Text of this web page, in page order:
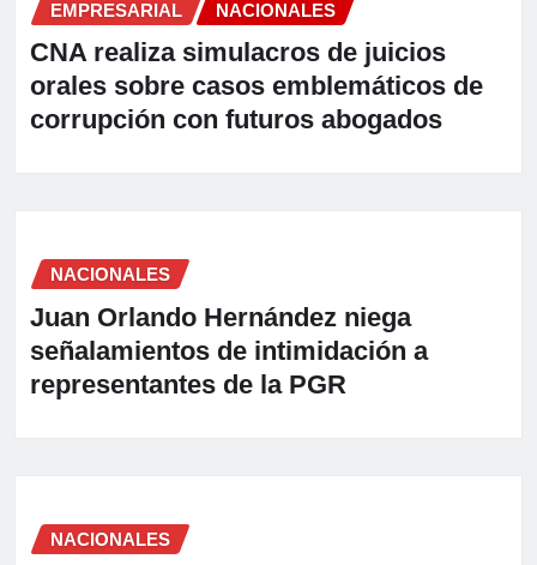
EMPRESARIAL NACIONALES
CNA realiza simulacros de juicios
orales sobre casos emblemáticos de
corrupción con futuros abogados
NACIONALES
Juan Orlando Hernández niega
señalamientos de intimidación a
representantes de la PGR
NACIONALES